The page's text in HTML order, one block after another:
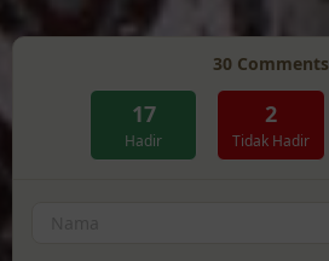
30 Comments
17
Hadir
2
Tidak Hadir